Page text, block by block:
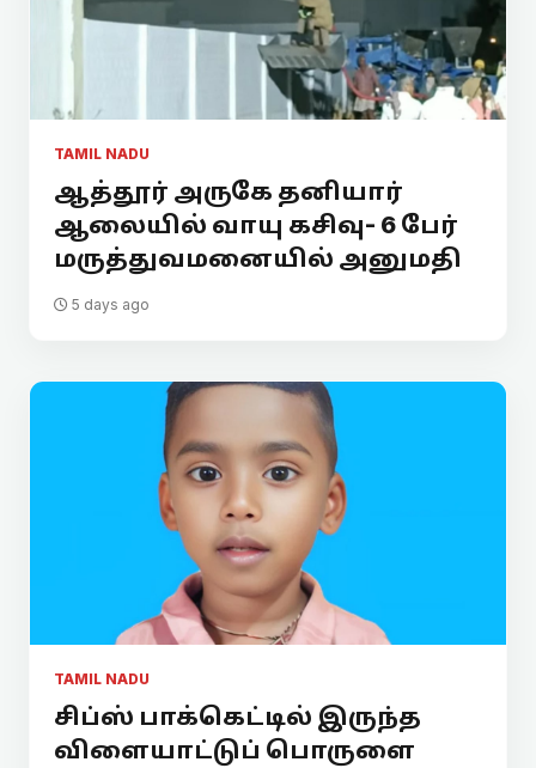
TAMIL NADU
ஆத்தூர் அருகே தனியார்
ஆலையில் வாயு கசிவு- 6 பேர்
மருத்துவமனையில் அனுமதி
5 days ago
TAMIL NADU
சிப்ஸ் பாக்கெட்டில் இருந்த
விளையாட்டுப் பொருளை